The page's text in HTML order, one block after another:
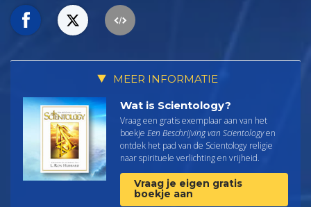
MEER INFORMATIE
Wat is Scientology?
Vraag een gratis exemplaar aan van het
boekje Een Beschrijving van Scientologyen
ontdek het pad van de Scientology religie
naar spirituele verlichting en vrijheid.
Vraag je eigen gratis
boekje aan